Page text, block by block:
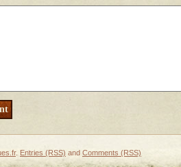
. Entries (RSS) and Comments (RSS)